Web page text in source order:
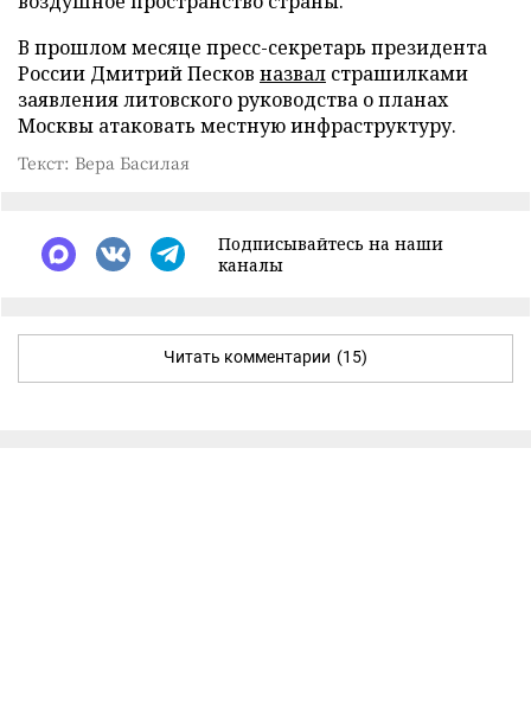
В прошлом месяце пресс-секретарь президента
России Дмитрий Песков назвал страшилками
заявления литовского руководства о планах
Москвы атаковать местную инфраструктуру.
Текст: Вера Басилая
Подписывайтесь на наши
каналы
Читать комментарии (15)